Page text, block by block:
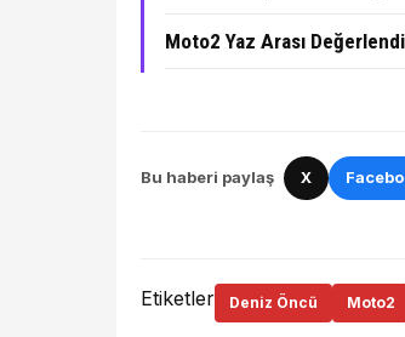
Moto2 Yaz Arası
Bu haberi paylaş X
Etiketler Deniz Öncü Moto2